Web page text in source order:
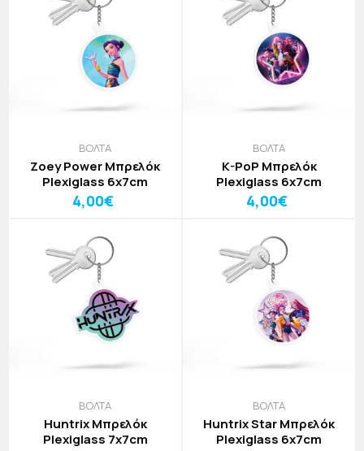
ΒΟΛΤΑ
Zoey Power Μπρελόκ
Plexiglass 6x7cm
4,00€
ΒΟΛΤΑ
K-PoP Μπρελόκ
Plexiglass 6x7cm
4,00€
ΒΟΛΤΑ
Huntrix Μπρελόκ
Plexiglass 7x7cm
ΒΟΛΤΑ
Huntrix Star Μπρελόκ
Plexiglass 6x7cm